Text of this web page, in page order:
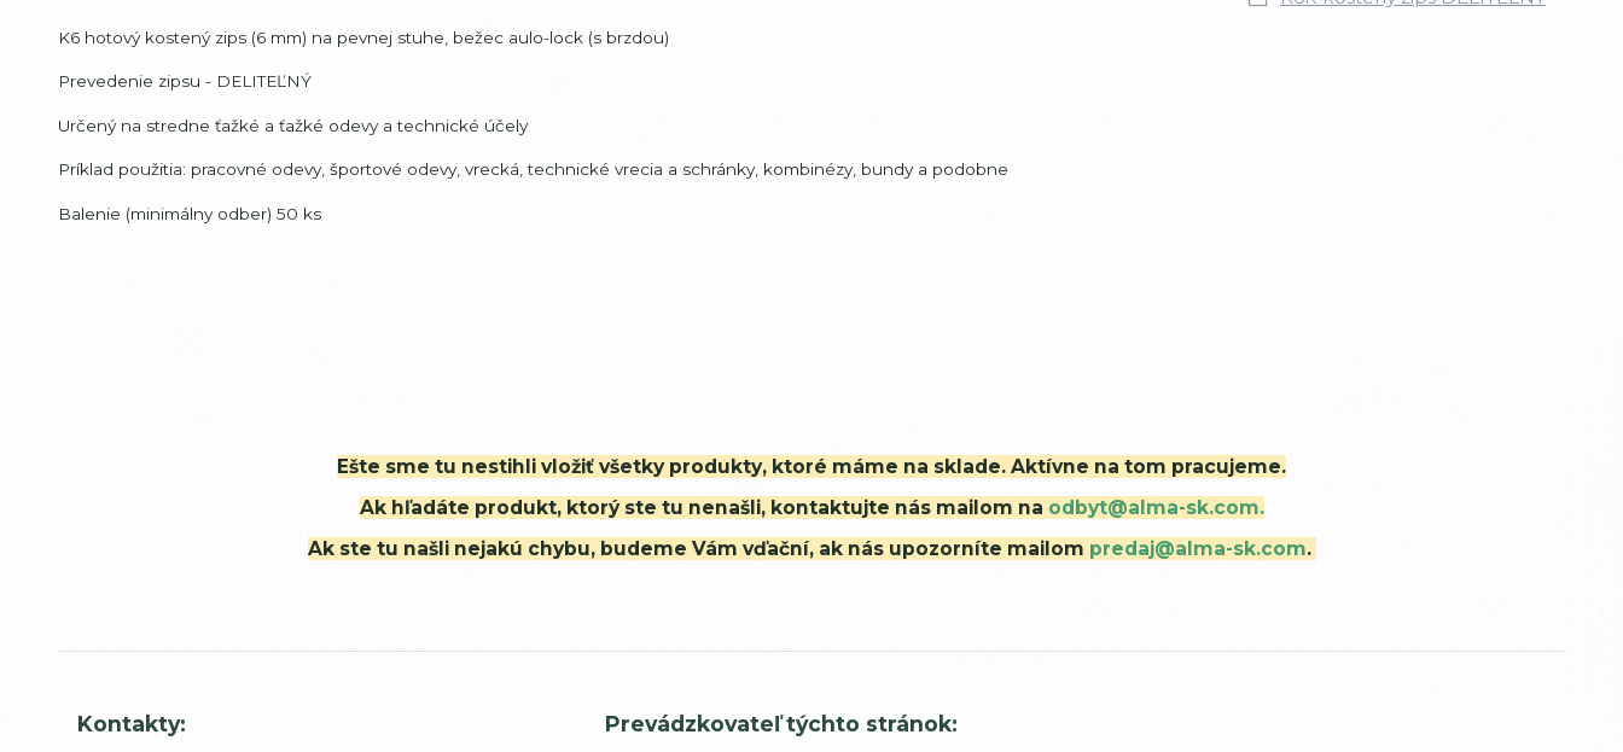
K6 hotový kostený zips (6 mm) na pevnej stuhe, bežec aulo-lock (s brzdou)
Prevedenie zipsu - DELITEĽNÝ
Určený na stredne ťažké a ťažké odevy a technické účely
Príklad použitia: pracovné odevy, športové odevy, vrecká, technické vrecia a schránky, kombinézy, bundy a podobne
Balenie (minimálny odber) 50 ks
Ešte sme tu nestihli vložiť všetky produkty, ktoré máme na sklade. Aktívne na tom pracujeme.
Ak hľadáte produkt, ktorý ste tu nenašli, kontaktujte nás mailom na odbyt@alma-sk.com.
Ak ste tu našli nejakú chybu, budeme Vám vďační, ak nás upozorníte mailom predaj@alma-sk.com.
Kontakty: Prevádzkovateľ týchto stránok: